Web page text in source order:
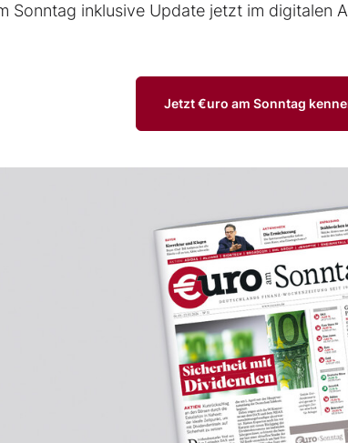
Sonntag inklusive Update jetzt im digitalen
Jetzt €uro am Sonntag